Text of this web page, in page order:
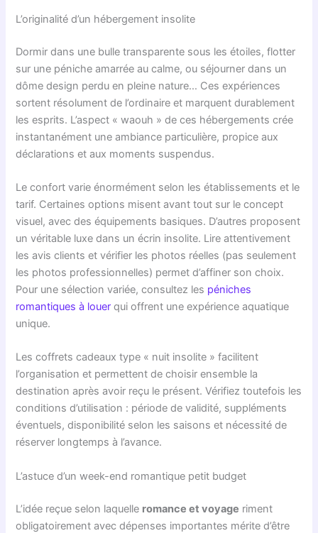
L’originalité d’un hébergement insolite
Dormir dans une bulle transparente sous les étoiles, flotter
sur une péniche amarrée au calme, ou séjourner dans un
dôme design perdu en pleine nature… Ces expériences
sortent résolument de l’ordinaire et marquent durablement
les esprits. L’aspect « waouh » de ces hébergements crée
instantanément une ambiance particulière, propice aux
déclarations et aux moments suspendus.
Le confort varie énormément selon les établissements et le
tarif. Certaines options misent avant tout sur le concept
visuel, avec des équipements basiques. D’autres proposent
un véritable luxe dans un écrin insolite. Lire attentivement
les avis clients et vérifier les photos réelles (pas seulement
les photos professionnelles) permet d’affiner son choix.
Pour une sélection variée, consultez les péniches
romantiques à louer qui offrent une expérience aquatique
unique.
Les coffrets cadeaux type « nuit insolite » facilitent
l’organisation et permettent de choisir ensemble la
destination après avoir reçu le présent. Vérifiez toutefois les
conditions d’utilisation : période de validité, suppléments
éventuels, disponibilité selon les saisons et nécessité de
réserver longtemps à l’avance.
L’astuce d’un week-end romantique petit budget
L’idée reçue selon laquelle romance et voyage riment
obligatoirement avec dépenses importantes mérite d’être